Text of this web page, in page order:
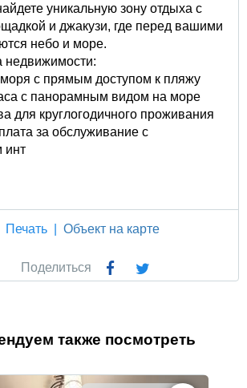
уникальную зону отдыха с
и джакузи, где перед вашими
небо и море.
недвижимости:
с прямым доступом к пляжу
с панорамным видом на море
для круглогодичного проживания
за обслуживание с
инт
Печать |Объект на карте
Поделиться
также посмотреть